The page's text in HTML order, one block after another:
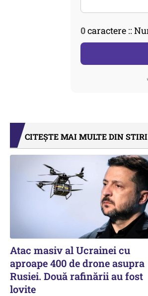
0caractere ::
CITEȘTE MAI MULTE DIN STIRI
Atac masiv al Ucrainei cu
aproape 400 de drone asupra
Rusiei. Două rafinării au fost
lovite